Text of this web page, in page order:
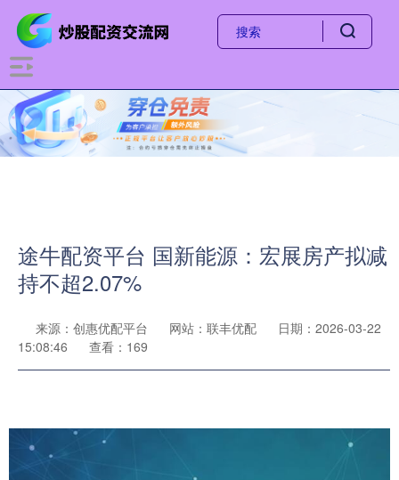
途牛配资平台 国新能源：宏展房产拟减
持不超2.07%
来源：创惠优配平台 网站：联丰优配
日期：2026-03-22
15:08:46
查看：169